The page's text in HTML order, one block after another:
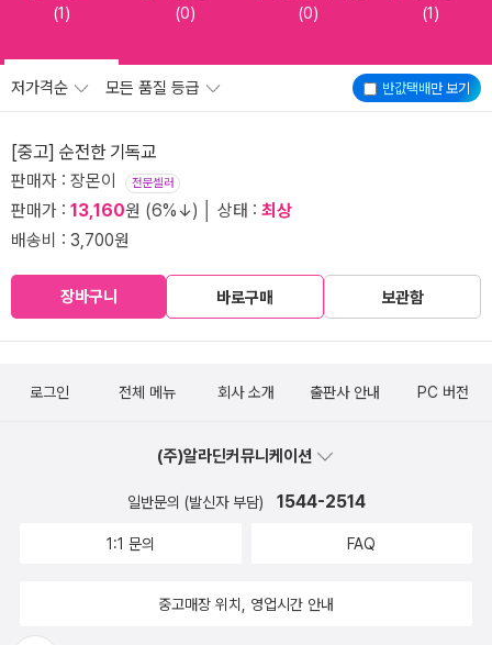
(1) (0) (0) (1)
반값택배만 보기
저가격순 모든 품질 등급
[중고] 순전한 기독교
판매자 : 장몬이 전문셀러
판매가 : 13,160원 (6%↓) │ 상태 : 최상
배송비 : 3,700원
장바구니 바로구매 보관함
로그인 전체 메뉴 회사 소개 출판사 안내 PC 버전
(주)알라딘커뮤니케이션
일반문의 (발신자 부담) 1544-2514
1:1 문의 FAQ
중고매장 위치, 영업시간 안내